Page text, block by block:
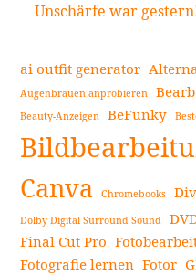
Unschärfe war
ai outfit generator
Augenbrauen anprobieren
Beauty-Anzeigen BeFunky
Canva Chromebooks
Dolby Digital Surround Sound
Final Cut Pro
Fotografie lernen Fotor